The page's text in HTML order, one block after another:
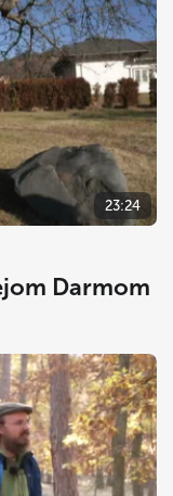
23:24
Darmom